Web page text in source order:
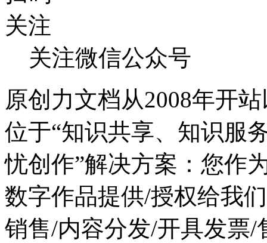
关注微信公众号
原创力文档从2008年开
位于“知识共享、知识服
忧创作”解决方案：您作
数字作品提供/授权给我
销售/内容分发/开具发票